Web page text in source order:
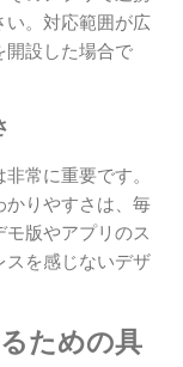
い。対応範囲が広
開設した場合で
常に重要です。
かりやすさは、毎
版やアプリのス
スを感じないデザ
ための具